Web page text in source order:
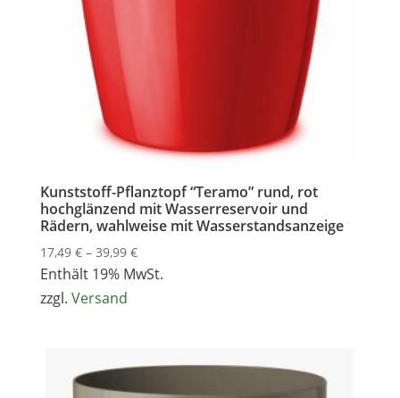
Kunststoff-Pflanztopf “Teramo” rund, rot
hochglänzend mit Wasserreservoir und
Rädern, wahlweise mit Wasserstandsanzeige
17,49 € – 39,99 €Preisspanne:
17,49 €
Enthält 19% MwSt.
zzgl. Versand